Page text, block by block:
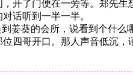
开了门便在一旁等。郑先
话听到一半一半。
姜葵的会所，说看到个什么
位四哥开口。那人声音低沉